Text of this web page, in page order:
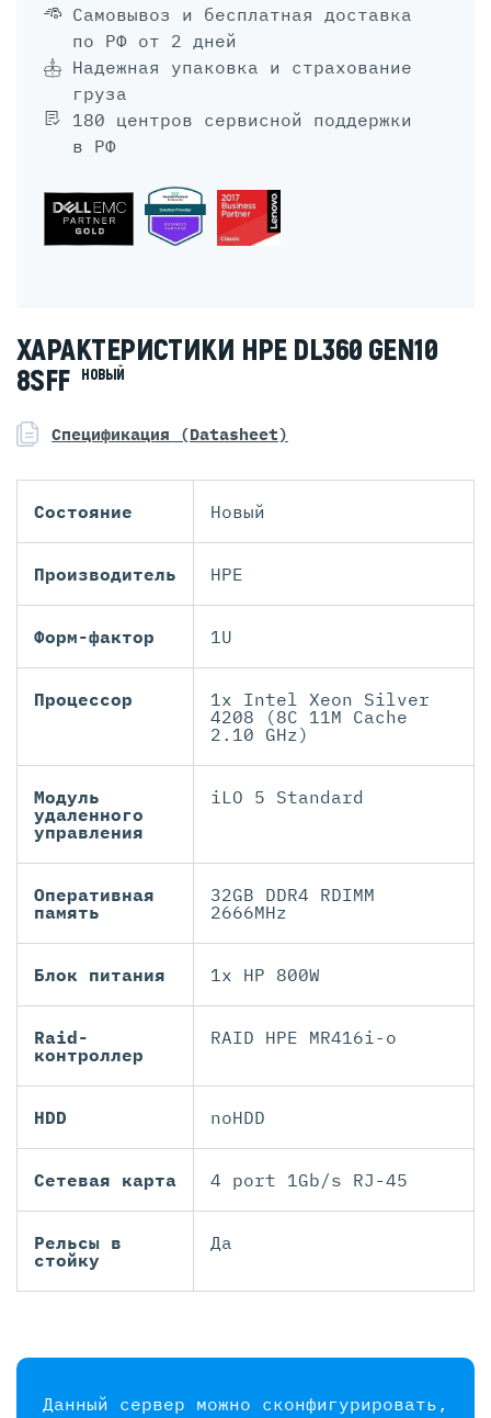
Самовывоз и бесплатная доставка
по РФ от 2 дней
Надежная упаковка и страхование
груза
180 центров сервисной поддержки
в РФ
ХАРАКТЕРИСТИКИ HPE DL360 GEN10
8SFF
НОВЫЙ
Спецификация (Datasheet)
Состояние Новый
Производитель HPE
Форм-фактор 1U
Процессор
1x Intel Xeon Silver
4208 (8C 11M Cache
2.10 GHz)
Модуль
удаленного
управления
iLO 5 Standard
Оперативная
память
32GB DDR4 RDIMM
2666MHz
Блок питания 1x HP 800W
Raid-
контроллер
RAID HPE MR416i-o
HDD noHDD
Сетевая карта 4 port 1Gb/s RJ-45
Рельсы в
стойку
Да
Данный сервер можно сконфигурировать,